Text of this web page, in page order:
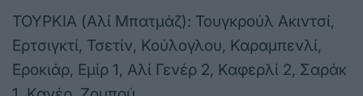
ΤΟΥΡΚΙΑ (Αλί Μπατμάζ): Τουγκρούλ Ακιντσί,
Ερτσιγκτί, Τσετίν, Κούλογλου, Καραμπενλί,
Εροκιάρ, Εμίρ 1, Αλί Γενέρ 2, Καφερλί 2, Σαράκ